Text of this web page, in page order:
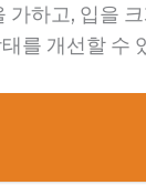
하고, 입을
를 개선할 수